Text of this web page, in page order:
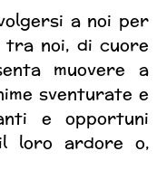
a noi per
tra noi, di cuore
muovere a
sventurate e
e opportuni
loro ardore o,